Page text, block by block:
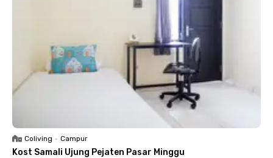
Coliving • Campur
Kost Samali Ujung Pejaten Pasar Minggu